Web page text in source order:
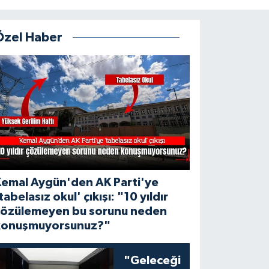
Haber
Aygün'den AK Parti'ye
okul' çıkışı: "10 yıldır
bu sorunu neden
"Geleceği